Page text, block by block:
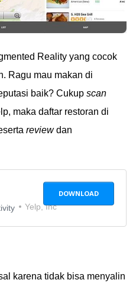
Reality yang cocok
Ragu mau makan di
baik? Cukup scan
maka daftar restoran di
reviewdan
Yelp, Inc
DOWNLOAD
karena tidak bisa menyalin